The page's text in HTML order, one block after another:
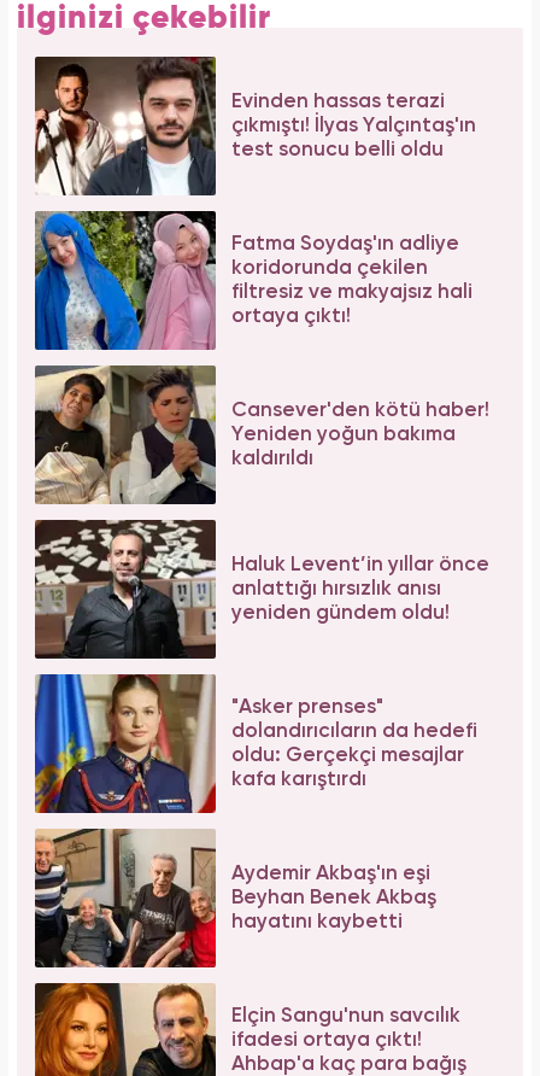
ilginizi çekebilir
Evinden hassas terazi
çıkmıştı! İlyas Yalçıntaş'ın
test sonucu belli oldu
Fatma Soydaş'ın adliye
koridorunda çekilen
filtresiz ve makyajsız hali
ortaya çıktı!
Cansever'den kötü haber!
Yeniden yoğun bakıma
kaldırıldı
Haluk Levent’in yıllar önce
anlattığı hırsızlık anısı
yeniden gündem oldu!
"Asker prenses"
dolandırıcıların da hedefi
oldu: Gerçekçi mesajlar
kafa karıştırdı
Aydemir Akbaş'ın eşi
Beyhan Benek Akbaş
hayatını kaybetti
Elçin Sangu'nun savcılık
ifadesi ortaya çıktı!
Ahbap'a kaç para bağış